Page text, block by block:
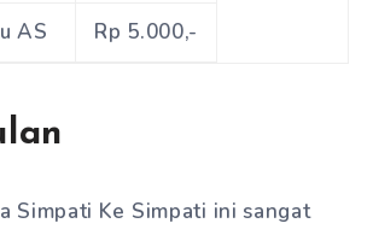
AS Rp 5.000,-
Simpati Ke Simpati ini sangat